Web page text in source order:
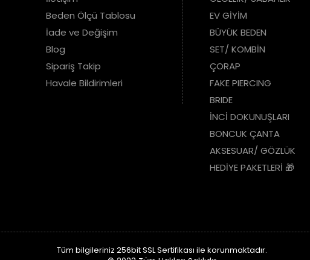
Beden Ölçü Tablosu
İade ve Değişim
Blog
Sipariş Takip
Havale Bildirimleri
EV GİYİM
BÜYÜK BEDEN
SET/ KOMBİN
ÇORAP
FAKE PIERCING
BRIDE
İNCİ DOKUNUŞLARI
BONCUK ÇANTA
AKSESUAR/ GÖZLÜK
HEDİYE PAKETLERİ 🎁
Tüm bilgileriniz 256bit SSL Sertifikası ile korunmaktadır.